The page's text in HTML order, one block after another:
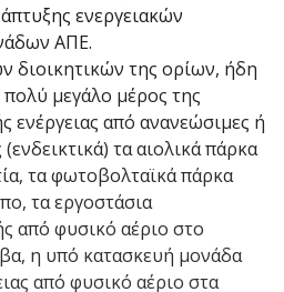
ενεργειακών
ΑΠΕ.
διοικητικών της ορίων, ήδη
πολύ μεγάλο μέρος της
ενέργειας από ανανεώσιμες ή
τα αιολικά πάρκα
τα φωτοβολταϊκά πάρκα
τα εργοστάσια
από φυσικό αέριο στο
η υπό κατασκευή μονάδα
από φυσικό αέριο στα